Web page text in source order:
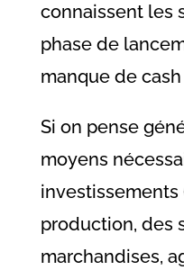
connaissent les
phase de
manque de
Si on pense
moyens
production, des
marchandises,